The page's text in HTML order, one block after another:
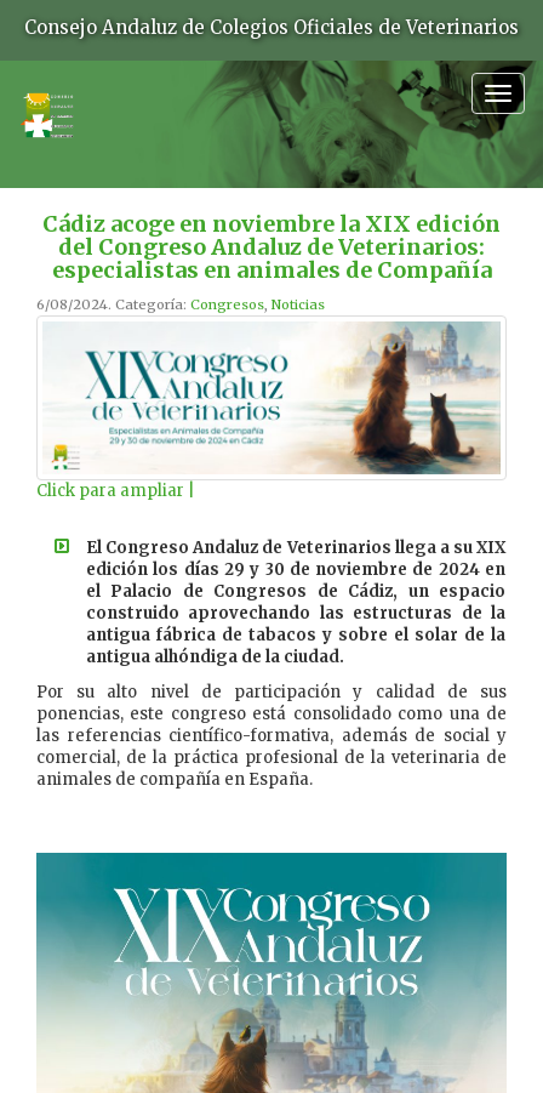
Consejo Andaluz de Colegios Oficiales de Veterinarios
Cádiz acoge en noviembre la XIX edición
del Congreso Andaluz de Veterinarios:
especialistas en animales de Compañía
6/08/2024. Categoría: Congresos, Noticias
Click para ampliar |
El Congreso Andaluz de Veterinarios llega a su XIX
edición los días 29 y 30 de noviembre de 2024 en
el Palacio de Congresos de Cádiz, un espacio
construido aprovechando las estructuras de la
antigua fábrica de tabacos y sobre el solar de la
antigua alhóndiga de la ciudad.
Por su alto nivel de participación y calidad de sus
ponencias, este congreso está consolidado como una de
las referencias científico-formativa, además de social y
comercial, de la práctica profesional de la veterinaria de
animales de compañía en España.